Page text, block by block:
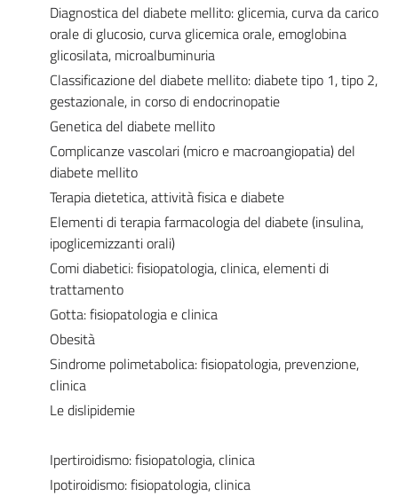
Diagnostica del diabete mellito: glicemia, curva da carico
orale di glucosio, curva glicemica orale, emoglobina
glicosilata, microalbuminuria
Classificazione del diabete mellito: diabete tipo 1, tipo 2,
gestazionale, in corso di endocrinopatie
Genetica del diabete mellito
Complicanze vascolari (micro e macroangiopatia) del
diabete mellito
Terapia dietetica, attività fisica e diabete
Elementi di terapia farmacologia del diabete (insulina,
ipoglicemizzanti orali)
Comi diabetici: fisiopatologia, clinica, elementi di
trattamento
Gotta: fisiopatologia e clinica
Obesità
Sindrome polimetabolica: fisiopatologia, prevenzione,
clinica
Le dislipidemie
Ipertiroidismo: fisiopatologia, clinica
Ipotiroidismo: fisiopatologia, clinica